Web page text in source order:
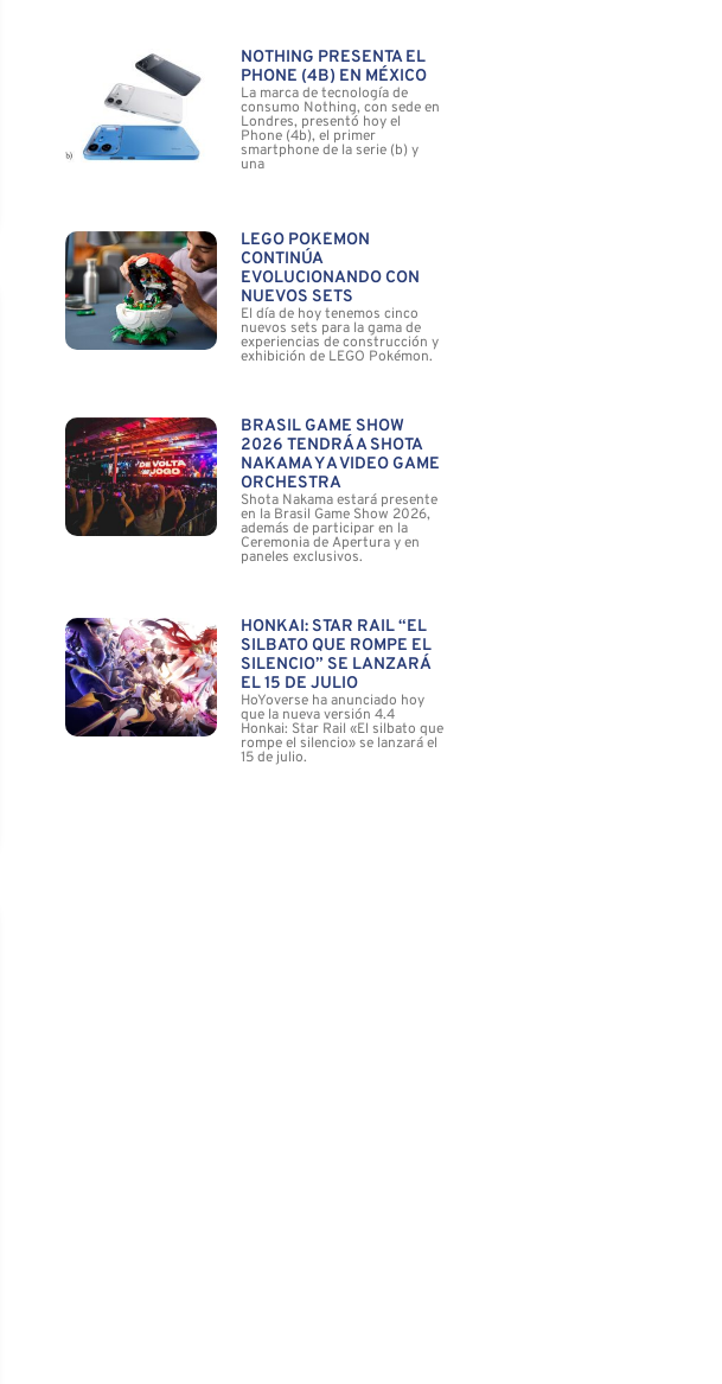
NOTHING PRESENTA EL
PHONE (4B) EN MÉXICO
La marca de tecnología de
consumo Nothing, con sede en
Londres, presentó hoy el
Phone (4b), el primer
smartphone de la serie (b) y
una
LEGO POKÉMON
CONTINÚA
EVOLUCIONANDO CON
NUEVOS SETS
El día de hoy tenemos cinco
nuevos sets para la gama de
experiencias de construcción y
exhibición de LEGO Pokémon.
BRASIL GAME SHOW
2026 TENDRÁ A SHOTA
NAKAMA Y A VIDEO GAME
ORCHESTRA
Shota Nakama estará presente
en la Brasil Game Show 2026,
además de participar en la
Ceremonia de Apertura y en
paneles exclusivos.
HONKAI: STAR RAIL “EL
SILBATO QUE ROMPE EL
SILENCIO” SE LANZARÁ
EL 15 DE JULIO
HoYoverse ha anunciado hoy
que la nueva versión 4.4
Honkai: Star Rail «El silbato que
rompe el silencio» se lanzará el
15 de julio.